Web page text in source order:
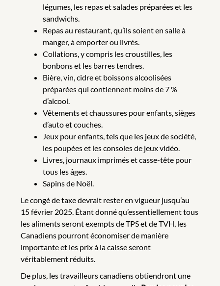
légumes, les repas et salades préparées et les
sandwichs.
Repas au restaurant, qu’ils soient en salle à
manger, à emporter ou livrés.
Collations, y compris les croustilles, les
bonbons et les barres tendres.
Bière, vin, cidre et boissons alcoolisées
préparées qui contiennent moins de 7 %
d’alcool.
Vêtements et chaussures pour enfants, sièges
d’auto et couches.
Jeux pour enfants, tels que les jeux de société,
les poupées et les consoles de jeux vidéo.
Livres, journaux imprimés et casse-tête pour
tous les âges.
Sapins de Noël.
Le congé de taxe devrait rester en vigueur jusqu’au
15 février 2025. Étant donné qu’essentiellement tous
les aliments seront exempts de TPS et de TVH, les
Canadiens pourront économiser de manière
importante et les prix à la caisse seront
véritablement réduits.
De plus, les travailleurs canadiens obtiendront une